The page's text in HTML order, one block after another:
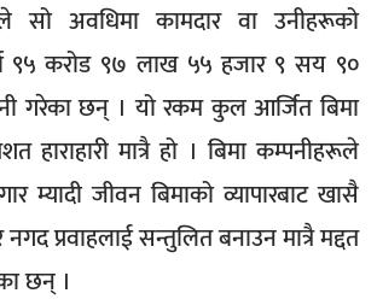
सो अवधिमा कामदार वा उनीहरूको
९५ करोड ९७ लाख ५५ हजार ९ सय ९०
गरेका छन् । यो रकम कुल आर्जित बिमा
हाराहारी मात्रै हो । बिमा कम्पनीहरूले
म्यादी जीवन बिमाको व्यापारबाट खासै
प्रवाहलाई सन्तुलित बनाउन मात्रै मद्दत
छन् ।